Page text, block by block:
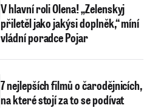
V hlavní roli Olena! „Zelenskyj
přiletěl jako jakýsi doplněk,“ míní
vládní poradce Pojar
7 nejlepších filmů o čarodějnicích,
na které stojí za to se podívat